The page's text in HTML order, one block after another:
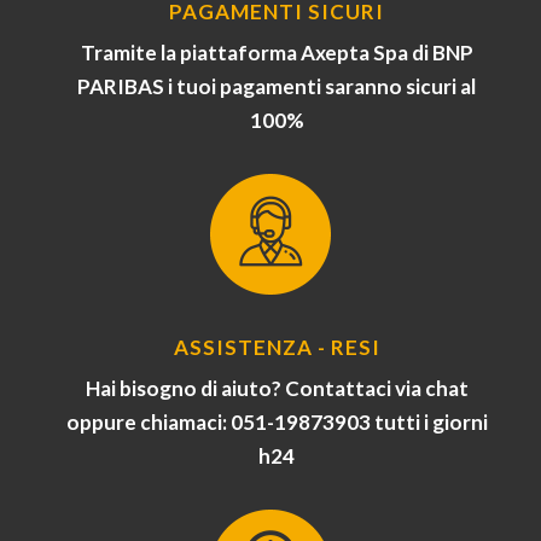
PAGAMENTI SICURI
Tramite la piattaforma Axepta Spa di BNP
PARIBAS i tuoi pagamenti saranno sicuri al
100%
ASSISTENZA - RESI
Hai bisogno di aiuto? Contattaci via chat
oppure chiamaci: 051-19873903 tutti i giorni
h24